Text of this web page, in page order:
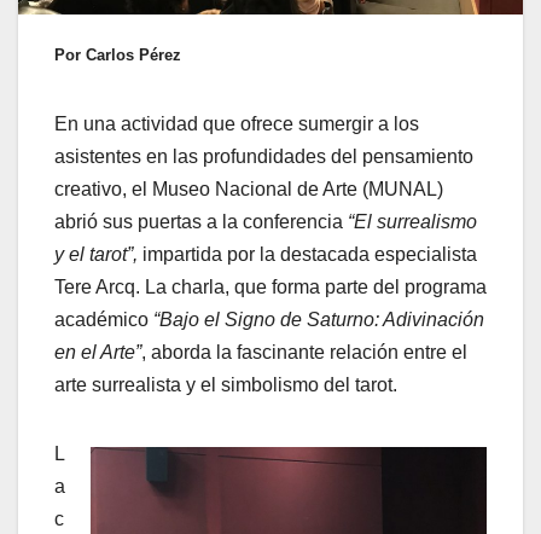
Por Carlos Pérez
En una actividad que ofrece sumergir a los
asistentes en las profundidades del pensamiento
creativo, el Museo Nacional de Arte (MUNAL)
abrió sus puertas a la conferencia “El surrealismo
y el tarot”, impartida por la destacada especialista
Tere Arcq. La charla, que forma parte del programa
académico “Bajo el Signo de Saturno: Adivinación
en el Arte”, aborda la fascinante relación entre el
arte surrealista y el simbolismo del tarot.
L
a
c